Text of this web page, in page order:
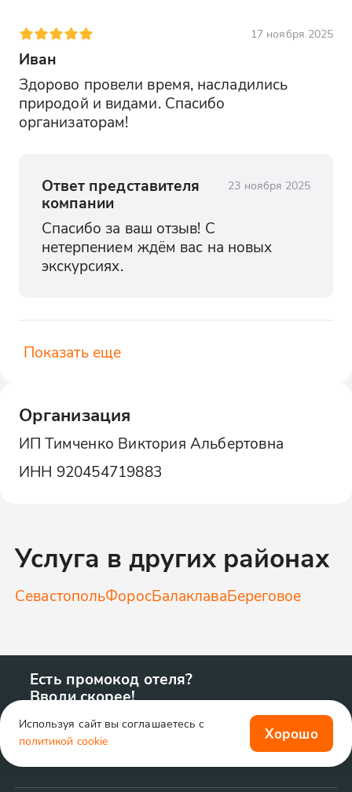
17 ноября 2025
Иван
Здорово провели время, насладились
природой и видами. Спасибо
организаторам!
Ответ представителя
компании
23 ноября 2025
Спасибо за ваш отзыв! С
нетерпением ждём вас на новых
экскурсиях.
Показать еще
Организация
ИП Тимченко Виктория Альбертовна
ИНН 920454719883
Услуга в других районах
СевастопольФоросБалаклаваБереговое
Есть промокод отеля?
Вводи скорее!
Используя сайт вы соглашаетесь с
политикой cookie
Хорошо